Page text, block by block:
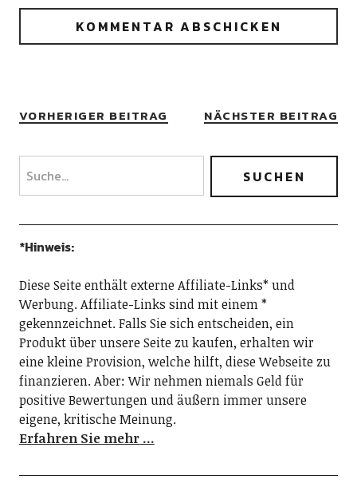
VORHERIGER BEITRAG NÄCHSTER BEITRAG
*Hinweis:
Diese Seite enthält externe Affiliate-Links* und
Werbung. Affiliate-Links sind mit einem *
gekennzeichnet. Falls Sie sich entscheiden, ein
Produkt über unsere Seite zu kaufen, erhalten wir
eine kleine Provision, welche hilft, diese Webseite zu
finanzieren. Aber: Wir nehmen niemals Geld für
positive Bewertungen und äußern immer unsere
eigene, kritische Meinung.
Erfahren Sie mehr …